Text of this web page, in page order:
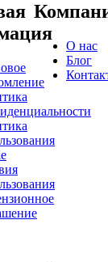
О нас
Блог